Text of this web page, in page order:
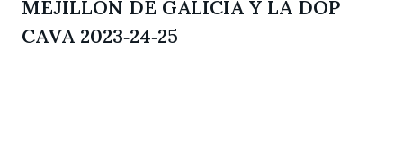
MEJILLÓN DE GALICIA Y LA DOP
CAVA 2023‐24‐25